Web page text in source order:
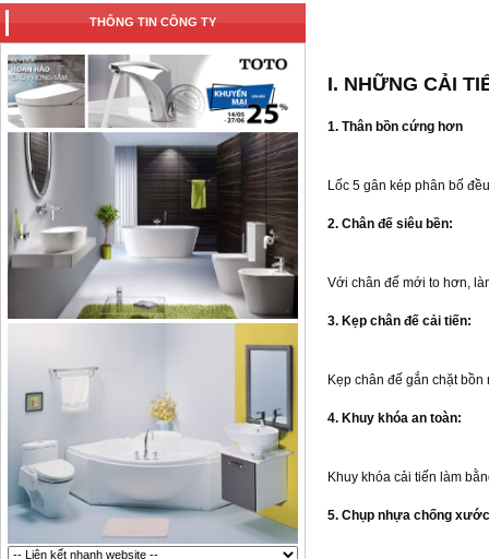
THÔNG TIN CÔNG TY
I. NHỮNG CẢI
1. Thân bồn cứng hơn
Lốc 5 gân kép phân bố
2. Chân đế siêu bền:
Với chân đế mới to hơn,
3. Kẹp chân đế cải tiến:
Kẹp chân đế gắn chặt
4. Khuy khóa an toàn:
Khuy khóa cải tiến làm
5. Chụp nhựa chống